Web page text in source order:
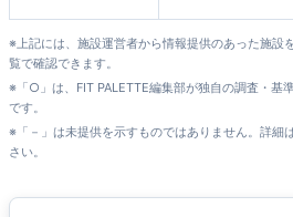
※上記には、施設運営者から情報提供のあった施設
覧で確認できます。
※「○」は、FIT PALETTE編集部が独自の調査・基
です。
※「－」は未提供を示すものではありません。詳細
さい。